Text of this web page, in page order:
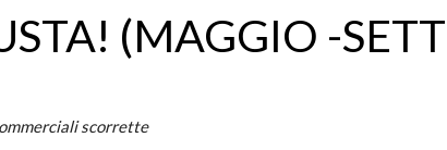
(MAGGIO -
scorrette